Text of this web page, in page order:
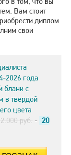
Вам стоит
диплом
свои
2026 года
бланк с
в твердой
цвета
руб. - 20